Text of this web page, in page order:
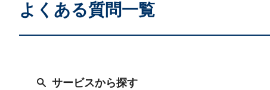
よくある質問一覧
サービスから探す